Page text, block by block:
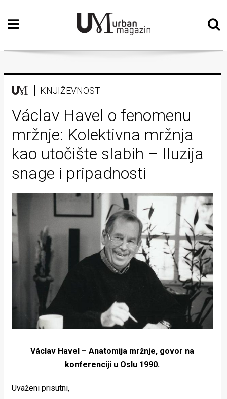
Početna
Vizualne
Teatar
Književnost
Muzika
Film
Intervju
Kolumne
Kultura
Lifestyle
Beauty
Fashion
Zdravlje
KNJIŽEVNOST
Václav Havel o fenomenu
mržnje: Kolektivna mržnja
kao utočište slabih – Iluzija
snage i pripadnosti
Václav Havel – Anatomija mržnje, govor na
konferenciji u Oslu 1990.
Uvaženi prisutni,